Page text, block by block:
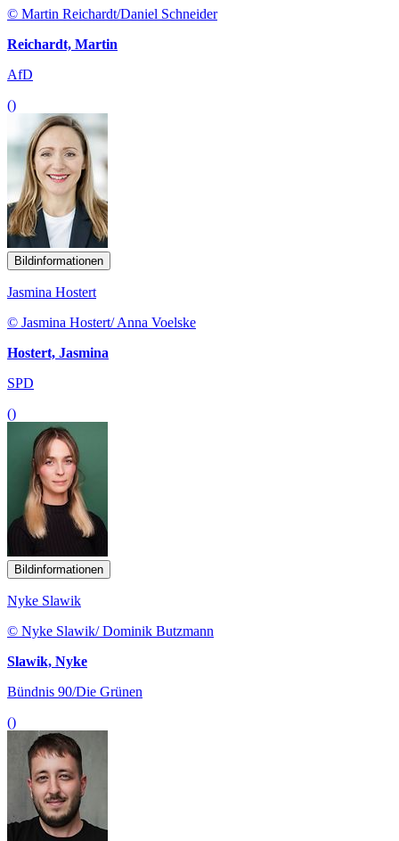
© Martin Reichardt/Daniel Schneider
Reichardt, Martin
AfD
()
Bildinformationen
Jasmina Hostert
© Jasmina Hostert/ Anna Voelske
Hostert, Jasmina
SPD
()
Bildinformationen
Nyke Slawik
© Nyke Slawik/ Dominik Butzmann
Slawik, Nyke
Bündnis 90/Die Grünen
()